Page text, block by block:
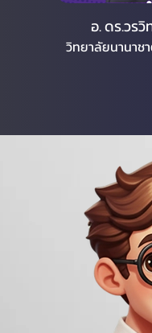
อ. ดร.วร
วิทยาลัยนานาช